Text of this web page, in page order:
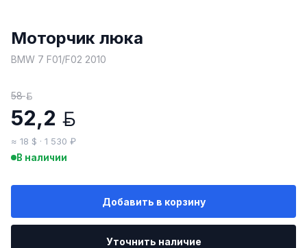
Моторчик люка
BMW 7 F01/F02 2010
58
52,2
≈ 18 $ · 1 530 ₽
В наличии
Добавить в корзину
Уточнить наличие